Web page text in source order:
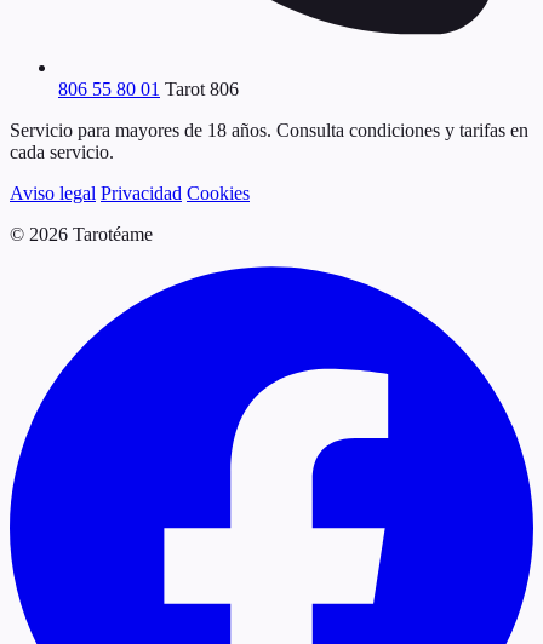
806 55 80 01 Tarot 806
Servicio para mayores de 18 años. Consulta condiciones y tarifas en
cada servicio.
Aviso legal Privacidad Cookies
© 2026 Tarotéame